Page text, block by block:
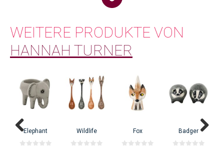
Abschluss-Ausstellung an der Universität Bristol extrem viele Bestellungen
für ihre Keramikprodukte erhielt. Dank eines Darlehens konnte sie ihr
erstes Atelier eröffnen und designt seither entzückende Keramikprodukte.
WEITERE PRODUKTE VON
HANNAH TURNER
Elephant Wildlife Fox Badger